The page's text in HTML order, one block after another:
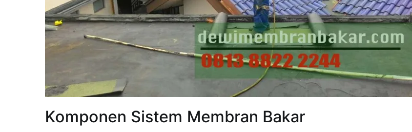
Komponen Sistem Membran Bakar